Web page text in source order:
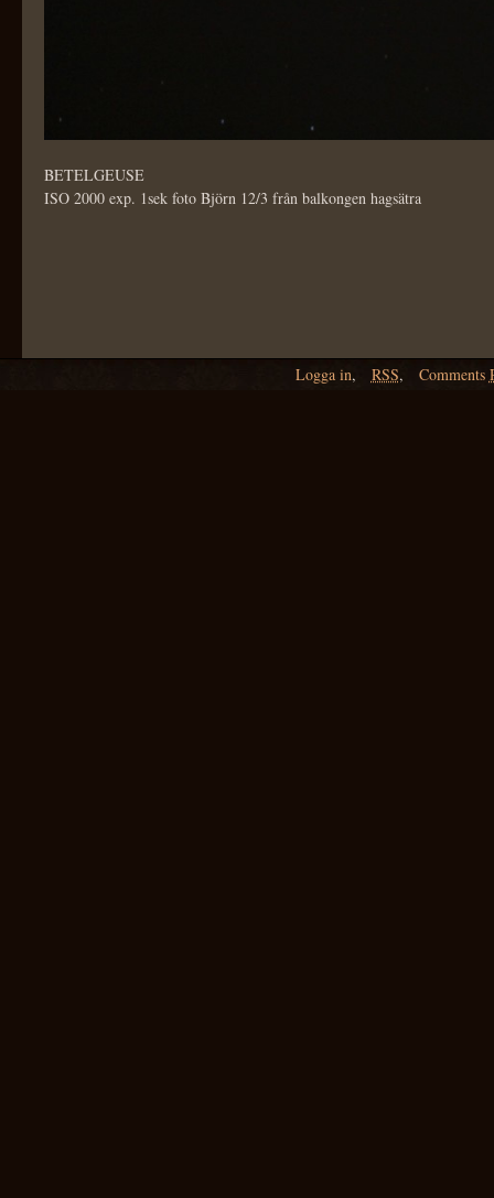
BETELGEUSE
ISO 2000 exp. 1sek foto Björn 12/3 från balkongen hagsätra
Logga in, RSS, Comments